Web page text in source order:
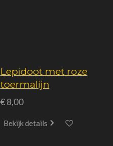
Lepidoot met roze
toermalijn
€ 8,00
Bekijk details